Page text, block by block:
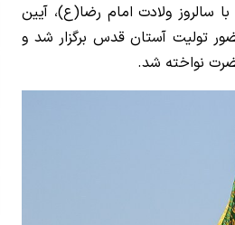
سالروز ولادت امام رضا(ع)، آیین
تولیت آستان قدس برگزار شد و
نواخته شد.